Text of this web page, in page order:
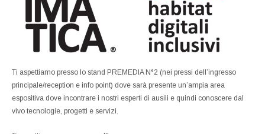
Ti aspettiamo presso lo stand PREMEDIA N°2 (nei pressi dell’ingresso
principale/reception e info point) dove sarà presente un’ampia area
espositiva dove incontrare i nostri esperti di ausili e quindi conoscere dal
vivo tecnologie, progetti e servizi.